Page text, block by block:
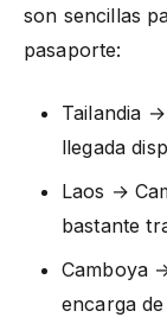
son sencillas
pasaporte:
Tailandia
llegada
Laos →
bastante
Camboya
encarga